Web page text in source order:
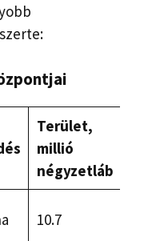
Terület,
millió
négyzetláb
10.7